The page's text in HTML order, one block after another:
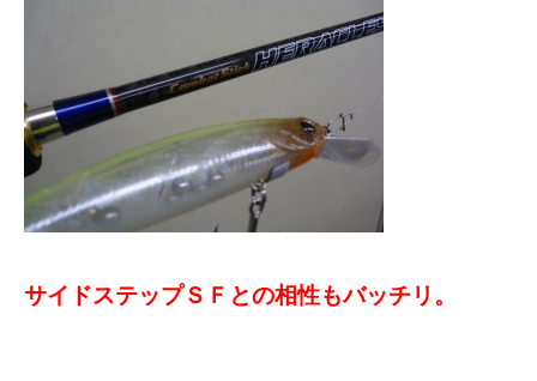
サイドステップＳＦとの相性もバッチリ。